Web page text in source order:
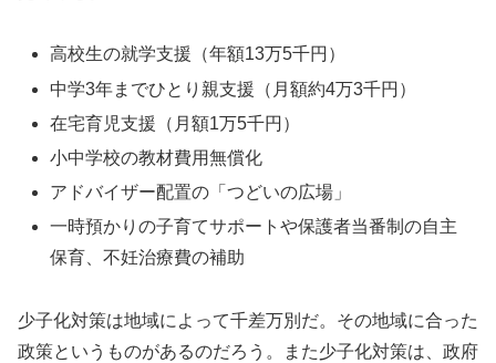
高校生の就学支援（年額13万5千円）
中学3年までひとり親支援（月額約4万3千円）
在宅育児支援（月額1万5千円）
小中学校の教材費用無償化
アドバイザー配置の「つどいの広場」
一時預かりの子育てサポートや保護者当番制の自主
保育、不妊治療費の補助
少子化対策は地域によって千差万別だ。その地域に合った
政策というものがあるのだろう。また少子化対策は、政府